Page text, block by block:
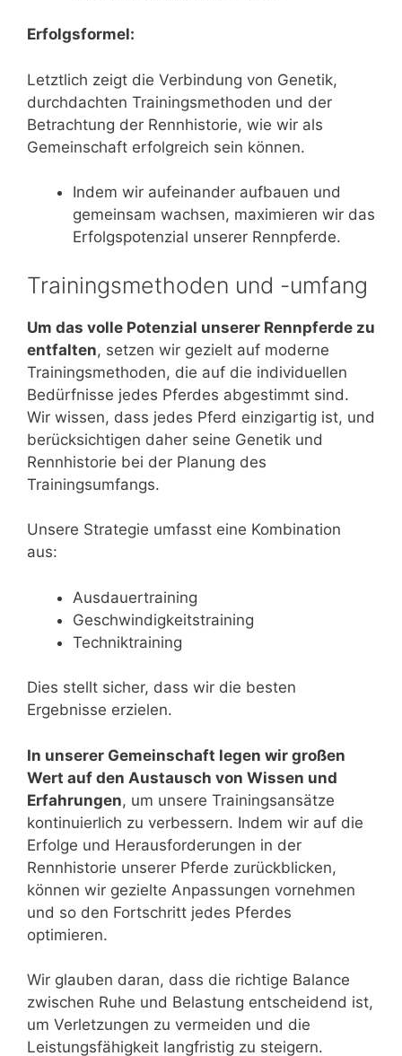
Erfolgsformel:
Letztlich zeigt die Verbindung von Genetik,
durchdachten Trainingsmethoden und der
Betrachtung der Rennhistorie, wie wir als
Gemeinschaft erfolgreich sein können.
Indem wir aufeinander aufbauen und
gemeinsam wachsen, maximieren wir das
Erfolgspotenzial unserer Rennpferde.
Trainingsmethoden und -umfang
Um das volle Potenzial unserer Rennpferde zu
entfalten, setzen wir gezielt auf moderne
Trainingsmethoden, die auf die individuellen
Bedürfnisse jedes Pferdes abgestimmt sind.
Wir wissen, dass jedes Pferd einzigartig ist, und
berücksichtigen daher seine Genetik und
Rennhistorie bei der Planung des
Trainingsumfangs.
Unsere Strategie umfasst eine Kombination
aus:
Ausdauertraining
Geschwindigkeitstraining
Techniktraining
Dies stellt sicher, dass wir die besten
Ergebnisse erzielen.
In unserer Gemeinschaft legen wir großen
Wert auf den Austausch von Wissen und
Erfahrungen, um unsere Trainingsansätze
kontinuierlich zu verbessern. Indem wir auf die
Erfolge und Herausforderungen in der
Rennhistorie unserer Pferde zurückblicken,
können wir gezielte Anpassungen vornehmen
und so den Fortschritt jedes Pferdes
optimieren.
Wir glauben daran, dass die richtige Balance
zwischen Ruhe und Belastung entscheidend ist,
um Verletzungen zu vermeiden und die
Leistungsfähigkeit langfristig zu steigern.